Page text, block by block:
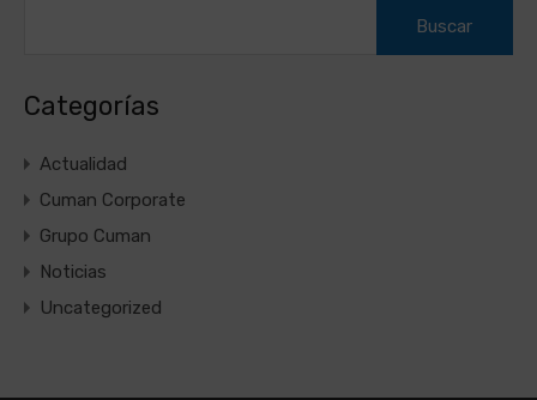
Categorías
Actualidad
Cuman Corporate
Grupo Cuman
Noticias
Uncategorized